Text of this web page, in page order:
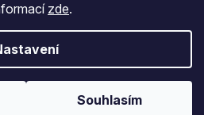
zde.
Souhlasím
Shoptet
s.r.o.
. Všechna práva vyhrazena.